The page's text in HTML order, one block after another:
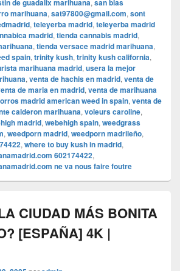
de guadalix marihuana, san blas
marihuana, sat97800@gmail.com, sont
, teleyerba madrid, teleyerba madrid
madrid, tienda cannabis madrid,
, tienda versace madrid marihuana,
spain, trinity kush, trinity kush california,
marihuana madrid, usera la mejor
, venta de hachis en madrid, venta de
de maria en madrid, venta de marihuana
madrid american weed in spain, venta de
calderon marihuana, voleurs caroline,
madrid, webehigh spain, weedgrass
, weedporn madrid, weedporn madrileño,
, where to buy kush in madrid,
602174422,
ne va nous faire foutre
CIUDAD MÁS BONITA
[ESPAÑA] 4K |